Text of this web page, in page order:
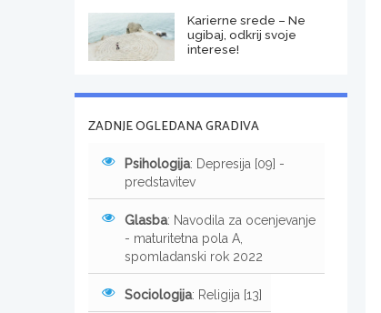
Karierne srede – Ne
ugibaj, odkrij svoje
interese!
ZADNJE OGLEDANA GRADIVA
Psihologija: Depresija [09] -
predstavitev
Glasba: Navodila za ocenjevanje
- maturitetna pola A,
spomladanski rok 2022
Sociologija: Religija [13]